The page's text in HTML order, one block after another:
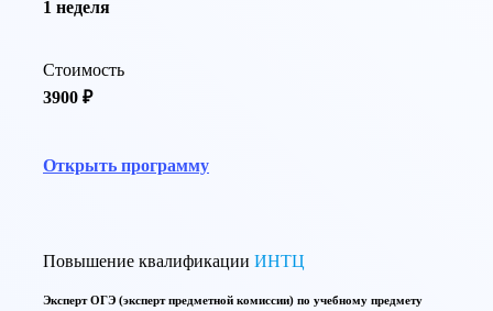
1 неделя
Стоимость
3900 ₽
Открыть программу
Повышение квалификации ИНТЦ
Эксперт ОГЭ (эксперт предметной комиссии) по учебному предмету